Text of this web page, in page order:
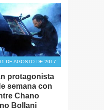
11 DE AGOSTO DE 2017
protagonista
semana con
Chano
Bollani